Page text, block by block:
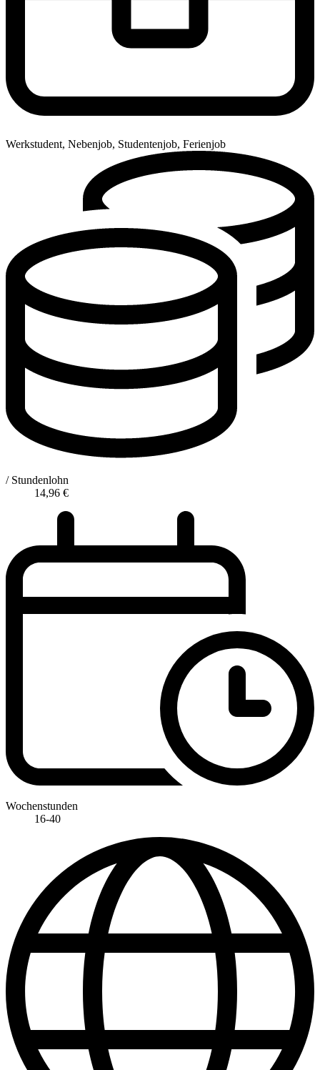
Werkstudent, Nebenjob, Studentenjob, Ferienjob
/ Stundenlohn
14,96 €
Wochenstunden
16-40